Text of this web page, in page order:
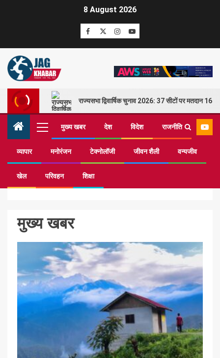
8 August 2026
राज्यसभा द्विवार्षिक चुनाव 2026: 37 सीटों पर मतदान 16
मुख्य खबर देश विदेश राजनीति
व्यापार मनोरंजन टेक्नोलॉजी जीवन शैली वन्यजीव
खेल परिवहन शिक्षा
Home मुख्य खबर Page 51
मुख्य खबर